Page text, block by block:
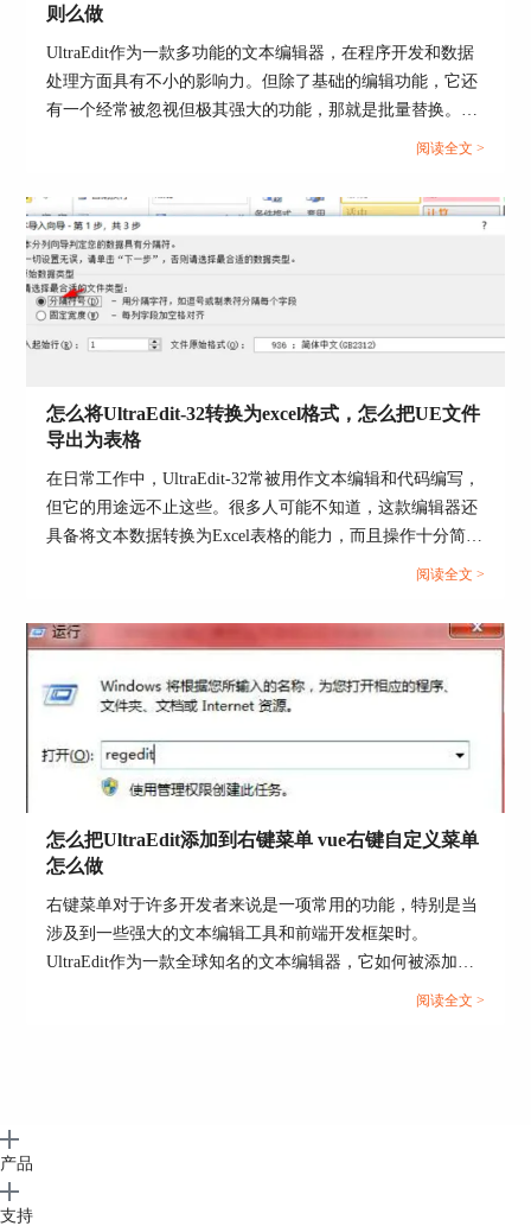
图5：关闭选项卡
方法二，点击软件主界面左上角“文件”，点击“关
件”、“关闭除此之外的所有文件”。
图6：文件的关闭界面
择“加密文件”。
第二步：在“加密文件”界面，默认选项中当前页面
的选项卡文件进行加密，若要对其他文件进行加
密，则点击文件地址栏后面的“…”即浏览选项，在
弹出的打开界面中，选中需要加密的文件，然后点
击“打开”即可。接下来输入2次密码，可选择在输
入密码时，是否“显示密码”，最后点击“加密”即
则么做
UltraEdit作为一款多功能的文本编辑器，在程序开发和数据
处理方面具有不小的影响力。但除了基础的编辑功能，它还
有一个经常被忽视但极其强大的功能，那就是批量替换。这
个功能在处理大规模文本数据，尤其是需要替换相同开头或
阅读全文 >
怎么将UltraEdit-32转换为excel格式，怎么把UE文件
导出为表格
在日常工作中，UltraEdit-32常被用作文本编辑和代码编写，
但它的用途远不止这些。很多人可能不知道，这款编辑器还
具备将文本数据转换为Excel表格的能力，而且操作十分简
便。接下来，本文将详细解析怎么将UltraEdit-32转换为excel
阅读全文 >
怎么把UltraEdit添加到右键菜单 vue右键自定义菜单
怎么做
右键菜单对于许多开发者来说是一项常用的功能，特别是当
涉及到一些强大的文本编辑工具和前端开发框架时。
UltraEdit作为一款全球知名的文本编辑器，它如何被添加到
右键菜单？又如何在Vue中自定义右键菜单？这些问题都是
阅读全文 >
产品
支持